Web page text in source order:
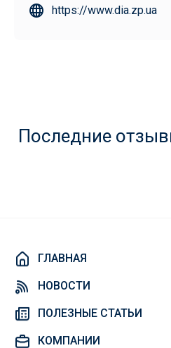
https://www.dia.zp.ua
Последние
ГЛАВНАЯ
НОВОСТИ
ПОЛЕЗНЫЕ СТАТЬИ
КОМПАНИИ